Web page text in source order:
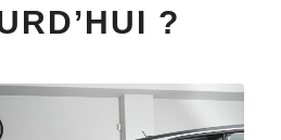
?